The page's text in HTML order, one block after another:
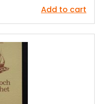
Add to cart